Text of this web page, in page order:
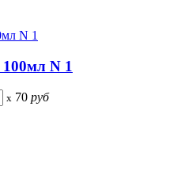
N 1
x 70 руб